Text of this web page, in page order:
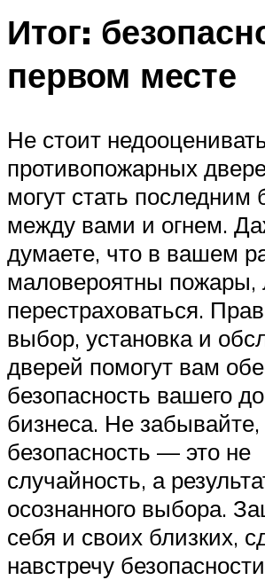
Итог:
первом месте
Не стоит
противопожарных
могут стать последним
между вами и огнем.
думаете, что в вашем
маловероятны пожары,
перестраховаться.
выбор, установка и
дверей помогут вам
безопасность вашего
бизнеса. Не забывайте,
безопасность — это не
случайность, а
осознанного выбора.
себя и своих близких,
навстречу